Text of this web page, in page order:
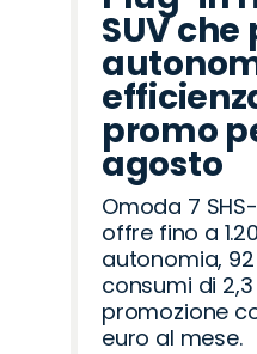
SUV
promo
agosto
Omoda 7
offre fino a
autonomia,
consumi di
promozione
euro al mese.